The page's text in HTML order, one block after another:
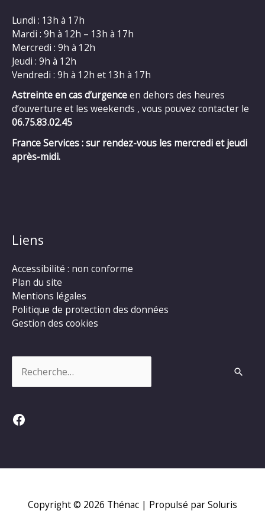
Lundi : 13h à 17h
Mardi : 9h à 12h – 13h à 17h
Mercredi : 9h à 12h
Jeudi : 9h à 12h
Vendredi : 9h à 12h et 13h à 17h
Astreinte en cas d’urgenceen dehors des heures
d’ouverture et les weekends , vous pouvez contacter le
06.75.83.02.45
France Services : sur rendez-vous les mercredi et jeudi
après-midi.
Liens
Accessibilité : non conforme
Plan du site
Mentions légales
Politique de protection des données
Gestion des cookies
Facebook
Copyright © 2026 Thénac | Propulsé par Soluris